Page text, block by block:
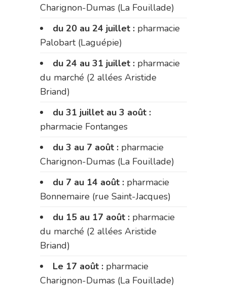
Charignon-Dumas (La Fouillade)
du 20 au 24 juillet : pharmacie
Palobart (Laguépie)
du 24 au 31 juillet : pharmacie
du marché (2 allées Aristide
Briand)
du 31 juillet au 3 août :
pharmacie Fontanges
du 3 au 7 août : pharmacie
Charignon-Dumas (La Fouillade)
du 7 au 14 août : pharmacie
Bonnemaire (rue Saint-Jacques)
du 15 au 17 août : pharmacie
du marché (2 allées Aristide
Briand)
Le 17 août : pharmacie
Charignon-Dumas (La Fouillade)